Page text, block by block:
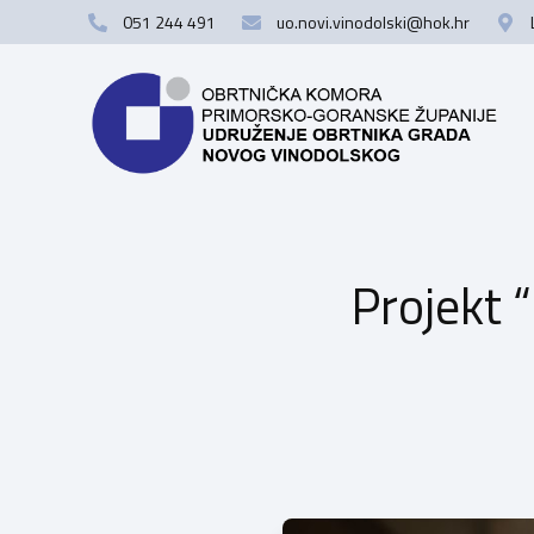
051 244 491 uo.novi.vinodolski@hok.hr
Projekt